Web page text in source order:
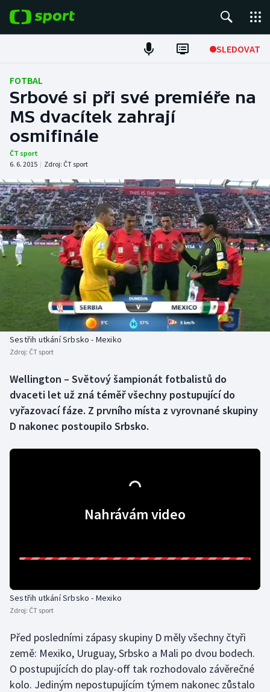
SLEDOVAT
Fotbal
Hokej
Tenis
Atletika
Cyklistika
DALŠÍ SPORTY
Americký fotbal
Baseball a softbal
Basketbal
Biatlon
Box
Curling
Házená
Judo
Krasobruslení
NEPŘEHLÉDNĚTE
Historické návraty
Aplikace ČT sport
FOTBAL
Srbové si při své premiéře na
MS dvacítek zahrají
osmifinále
ČT sport
6. 6. 2015 | Zdroj: ČT sport
Sestřih utkání Srbsko - Mexiko
Zdroj: ČT sport
Wellington – Světový šampionát fotbalistů do
dvaceti let už zná téměř všechny postupující do
vyřazovací fáze. Z prvního místa z vyrovnané skupiny
D nakonec postoupilo Srbsko.
Nahrávám video
Sestřih utkání Srbsko - Mexiko
Zdroj: ČT sport
Před posledními zápasy skupiny D měly všechny čtyři
země: Mexiko, Uruguay, Srbsko a Mali po dvou bodech.
O postupujících do play-off tak rozhodovalo závěrečné
kolo. Jediným nepostupujícím týmem nakonec zůstalo